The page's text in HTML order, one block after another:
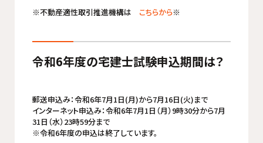
※不動産適性取引推進機構は こちらから※
令和6年度の宅建士試験申込期間は？
郵送申込み：令和6年7月1日(月)から7月16日(火)まで
インターネット申込み：令和6年7月1日（月）9時30分から7月
31日（水）23時59分まで
※令和6年度の申込は終了しています。